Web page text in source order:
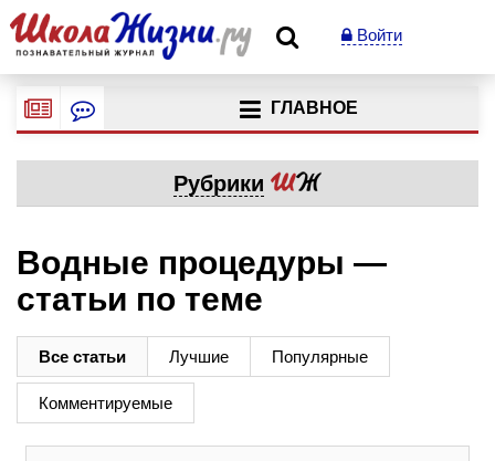
Войти
ГЛАВНОЕ
Рубрики
Водные процедуры —
статьи по теме
Все статьи Лучшие Популярные
Комментируемые